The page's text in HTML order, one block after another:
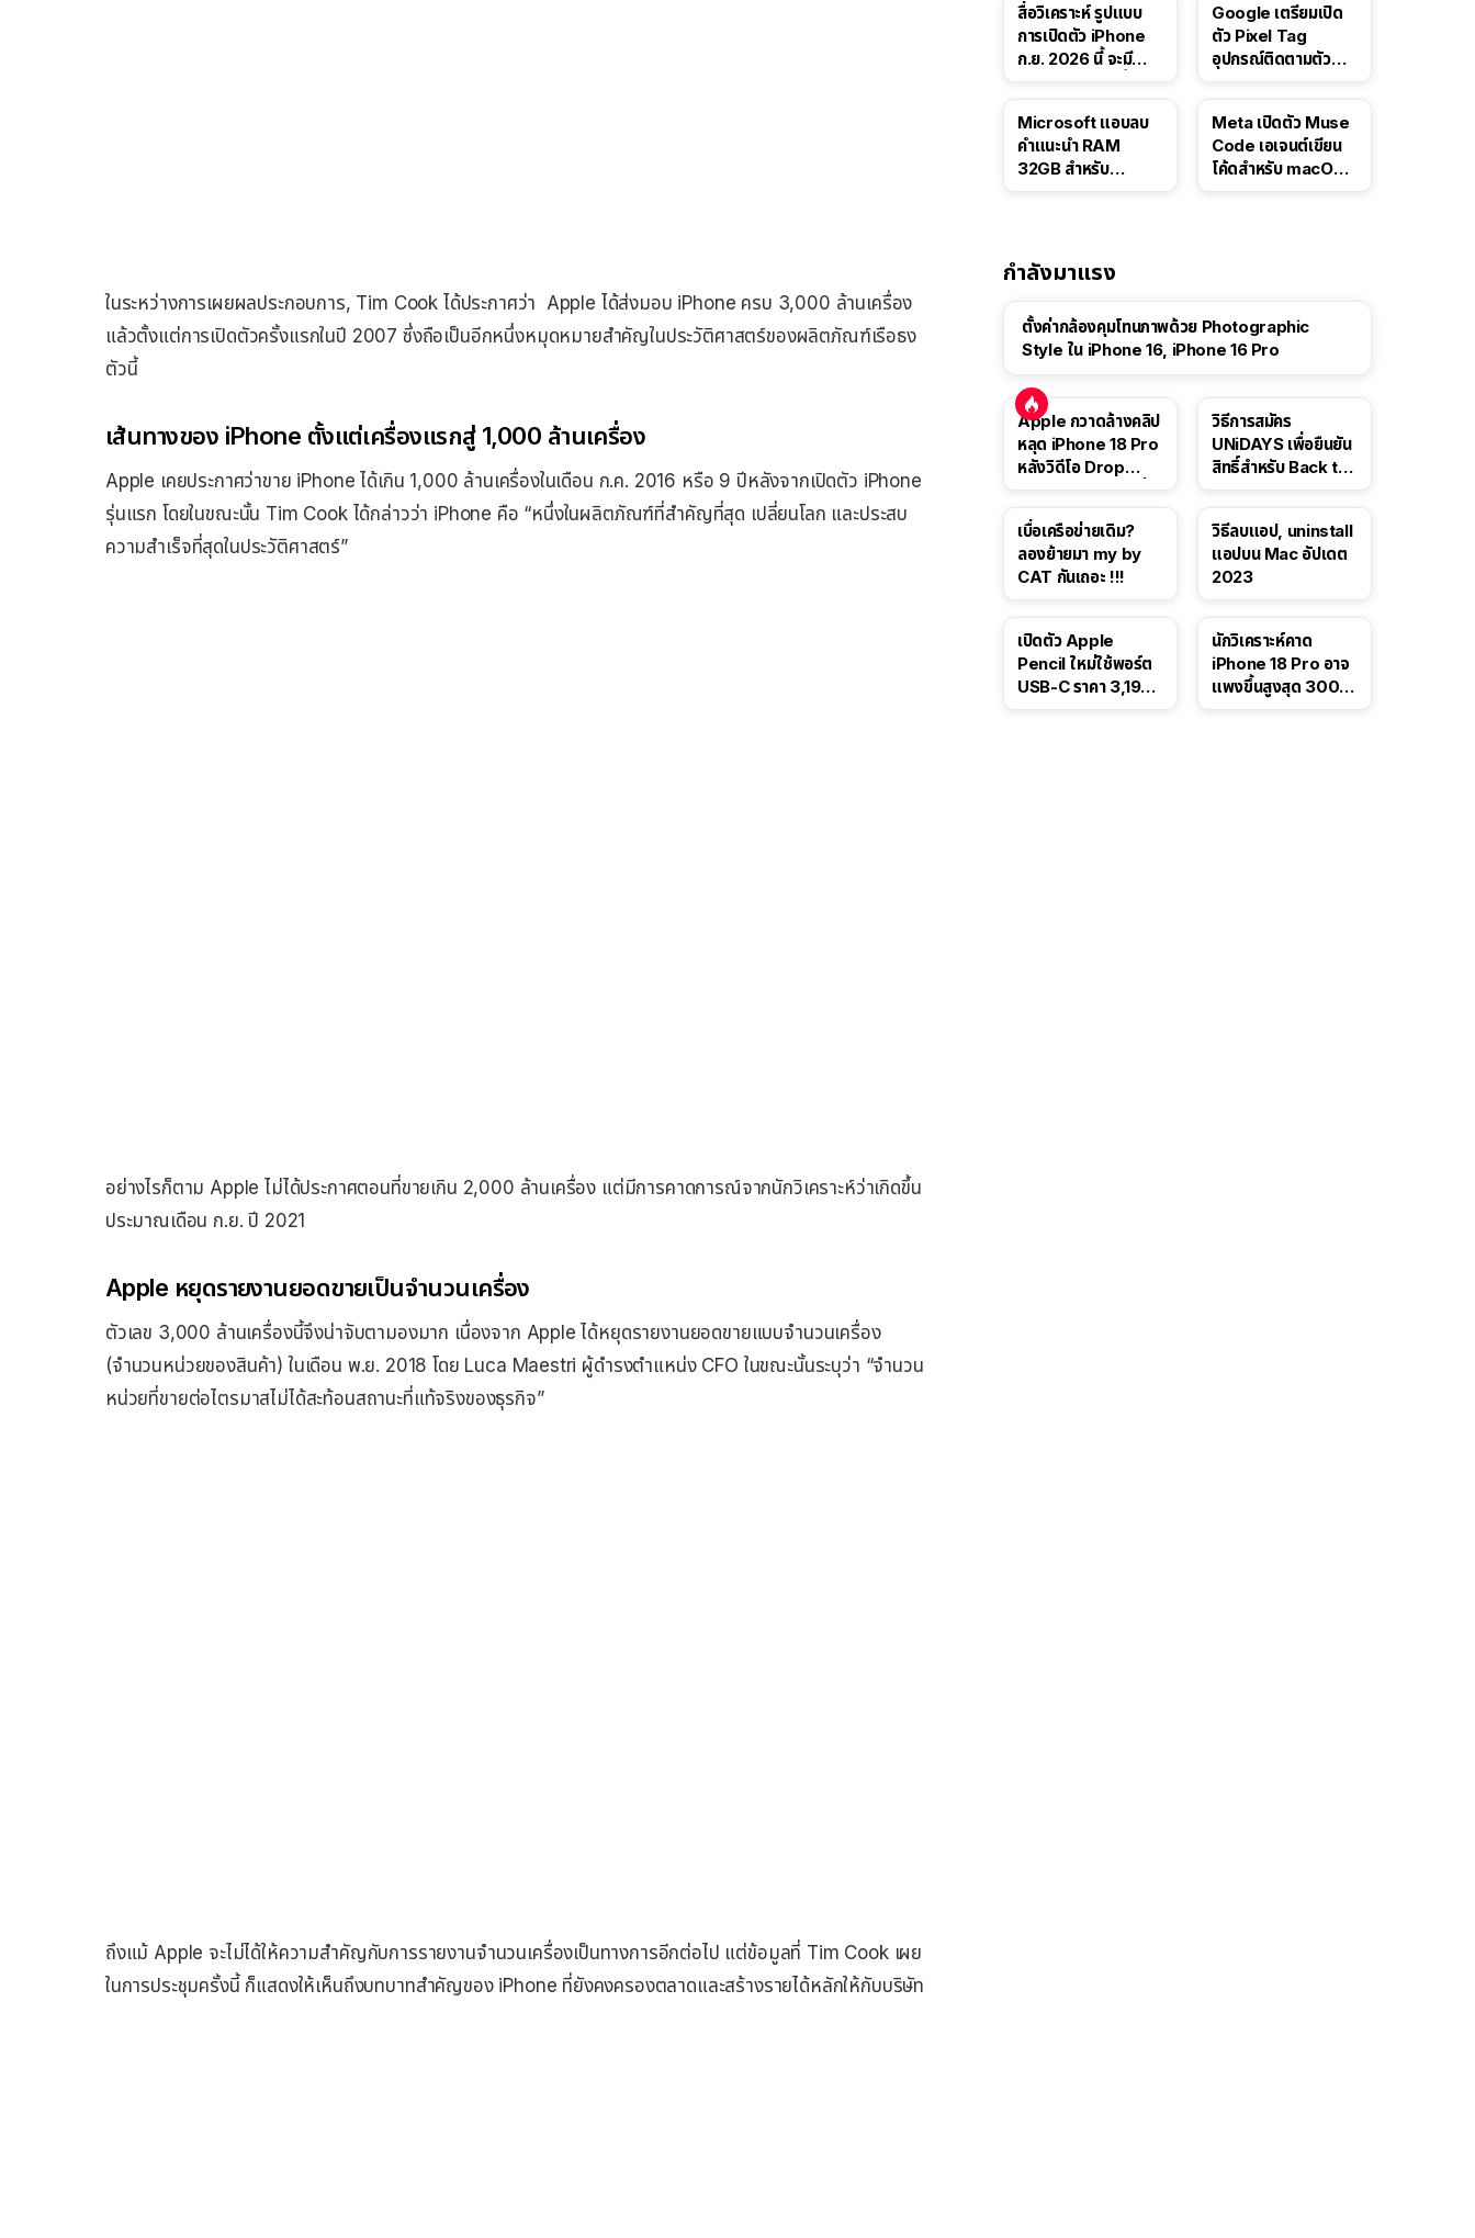
ในระหว่างการเผยผลประกอบการ, Tim Cook ได้ประกาศว่า Apple ได้ส่งมอบ iPhone ครบ 3,000 ล้านเครื่อง
แล้วตั้งแต่การเปิดตัวครั้งแรกในปี 2007 ซึ่งถือเป็นอีกหนึ่งหมุดหมายสำคัญในประวัติศาสตร์ของผลิตภัณฑ์เรือธง
ตัวนี้
เส้นทางของ iPhone ตั้งแต่เครื่องแรกสู่ 1,000 ล้านเครื่อง
Apple เคยประกาศว่าขาย iPhone ได้เกิน 1,000 ล้านเครื่องในเดือน ก.ค. 2016 หรือ 9 ปีหลังจากเปิดตัว iPhone
รุ่นแรก โดยในขณะนั้น Tim Cook ได้กล่าวว่า iPhone คือ “หนึ่งในผลิตภัณฑ์ที่สำคัญที่สุด เปลี่ยนโลก และประสบ
ความสำเร็จที่สุดในประวัติศาสตร์”
อย่างไรก็ตาม Apple ไม่ได้ประกาศตอนที่ขายเกิน 2,000 ล้านเครื่อง แต่มีการคาดการณ์จากนักวิเคราะห์ว่าเกิดขึ้น
ประมาณเดือน ก.ย. ปี 2021
Apple หยุดรายงานยอดขายเป็นจำนวนเครื่อง
ตัวเลข 3,000 ล้านเครื่องนี้จึงน่าจับตามองมาก เนื่องจาก Apple ได้หยุดรายงานยอดขายแบบจำนวนเครื่อง
(จำนวนหน่วยของสินค้า) ในเดือน พ.ย. 2018 โดย Luca Maestri ผู้ดำรงตำแหน่ง CFO ในขณะนั้นระบุว่า “จำนวน
หน่วยที่ขายต่อไตรมาสไม่ได้สะท้อนสถานะที่แท้จริงของธุรกิจ”
ถึงแม้ Apple จะไม่ได้ให้ความสำคัญกับการรายงานจำนวนเครื่องเป็นทางการอีกต่อไป แต่ข้อมูลที่ Tim Cook เผย
ในการประชุมครั้งนี้ ก็แสดงให้เห็นถึงบทบาทสำคัญของ iPhone ที่ยังคงครองตลาดและสร้างรายได้หลักให้กับบริษัท
สื่อวิเคราะห์ รูปแบบ
การเปิดตัว iPhone
ก.ย. 2026 นี้ จะมี
Google เตรียมเปิด
ตัว Pixel Tag
อุปกรณ์ติดตามตัว
Microsoft แอบลบ
คำแนะนำ RAM
32GB สำหรับ
Meta เปิดตัว Muse
Code เอเจนต์เขียน
โค้ดสำหรับ macOS
กำลังมาแรง
ตั้งค่ากล้องคุมโทนภาพด้วย Photographic
Style ใน iPhone 16, iPhone 16 Pro
Apple กวาดล้างคลิป
หลุด iPhone 18 Pro
หลังวิดีโอ Drop
วิธีการสมัคร
UNiDAYS เพื่อยืนยัน
สิทธิ์สำหรับ Back to
เบื่อเครือข่ายเดิม?
ลองย้ายมา my by
CAT กันเถอะ !!!
วิธีลบแอป, uninstall
แอปบน Mac อัปเดต
2023
เปิดตัว Apple
Pencil ใหม่ใช้พอร์ต
USB-C ราคา 3,190
นักวิเคราะห์คาด
iPhone 18 Pro อาจ
แพงขึ้นสูงสุด 300